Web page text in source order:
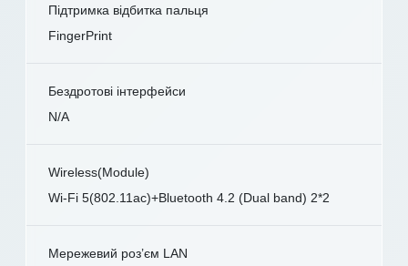
Підтримка відбитка пальця
FingerPrint
Бездротові інтерфейси
N/A
Wireless(Module)
Wi-Fi 5(802.11ac)+Bluetooth 4.2 (Dual band) 2*2
Мережевий роз’єм LAN